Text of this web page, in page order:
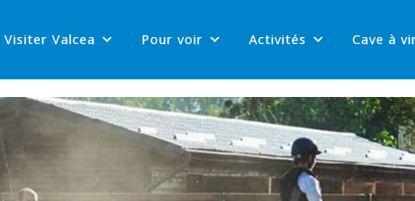
Visiter Valcea Pour voir Activités Cave à